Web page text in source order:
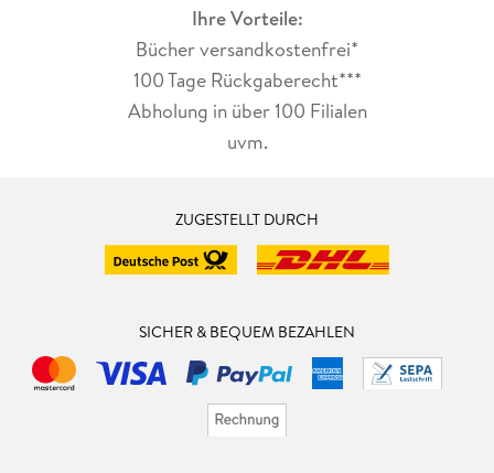
Ihre Vorteile:
Bücher versandkostenfrei*
100 Tage Rückgaberecht***
Abholung in über 100 Filialen
uvm.
ZUGESTELLT DURCH
SICHER & BEQUEM BEZAHLEN